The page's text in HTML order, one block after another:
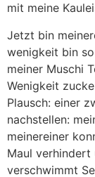
mit meine
Jetzt bin
wenigkeit bin
meiner Muschi
Wenigkeit
Plausch: einer
nachstellen:
meinereiner
Maul verhindert
verschwimmt